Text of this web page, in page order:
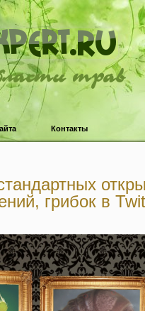
трав
Контакты
грибок в